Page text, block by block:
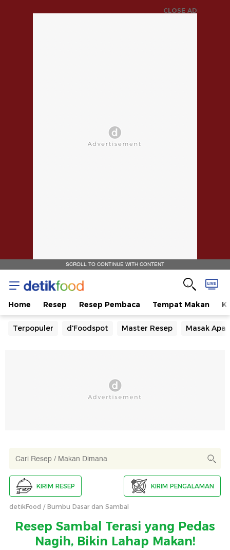
CLOSE AD
SCROLL TO CONTINUE WITH CONTENT
Home Resep Resep Pembaca Tempat Makan
Terpopuler d'Foodspot Master Resep Masak Apa
KIRIM RESEP KIRIM PENGALAMAN
detikFood Bumbu Dasar dan Sambal
Resep Sambal Terasi yang Pedas
Nagih, Bikin Lahap Makan!